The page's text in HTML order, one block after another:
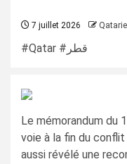
7 juillet 2026
#Qatar #قطر
Le mémorandum du
voie à la fin du conflit
aussi révélé une